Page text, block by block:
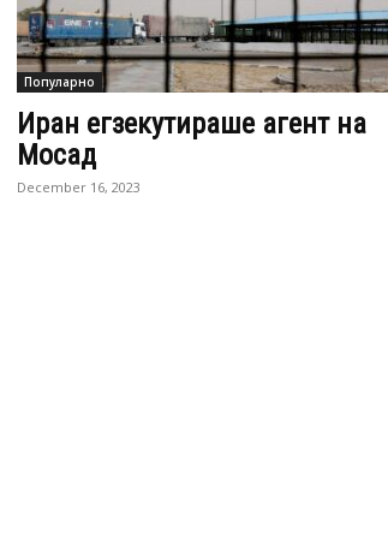
Популарно
Иран егзекутираше агент на
Мосад
December 16, 2023